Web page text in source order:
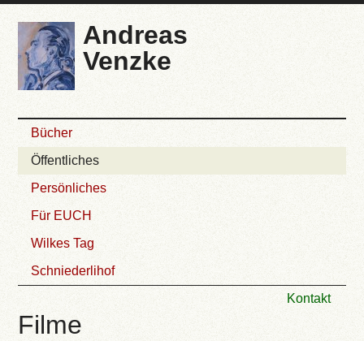
Andreas
Venzke
Bücher
Öffentliches
Persönliches
Für EUCH
Wilkes Tag
Schniederlihof
Kontakt
Filme